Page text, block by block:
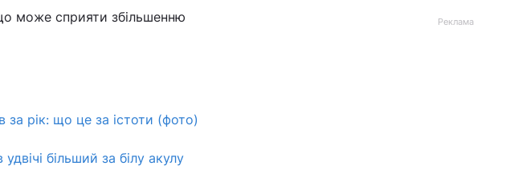
може сприяти збільшенню
за рік: що це за істоти (фото)
більший за білу акулу
Реклама